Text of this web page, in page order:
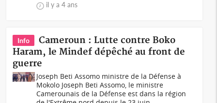
il y a 4 ans
Info
Cameroun : Lutte contre Boko
Haram, le Mindef dépêché au front de
guerre
Joseph Beti Assomo ministre de la Défense à
Mokolo Joseph Beti Assomo, le ministre
Camerounais de la Défense est dans la région